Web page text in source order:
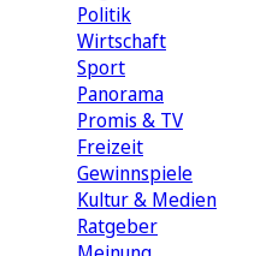
Politik
Wirtschaft
Sport
Panorama
Promis & TV
Freizeit
Gewinnspiele
Kultur & Medien
Ratgeber